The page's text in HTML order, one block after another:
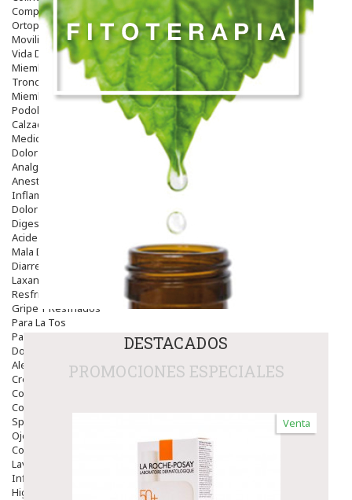
Complementos Alimentarios.
Ortopedia - Accesorios
Movilidad
Vida Diaria
Miembro Superior
Tronco
Miembro Inferior
Podología
Calzado
Medicamentos
Dolor E Inflamación
Analgésicos
Anestésicos
Inflamación Articulaciones
Dolor Muscular / Articular
Digestivo
Acidez, Gases Y Ardores
Mala Digestion
Diarrea / Estreñimiento / Vómitos
Laxantes
Resfriados
Gripe Y Resfriados
Para La Tos
Para Descongestionar La Nariz
Dolor De Garganta
Alergias Y Picaduras
Cremas
Comprimidos
Colirios
Sprays
Ojos Y Oidos
Congestión
Lavado Ojos
Inflamación Del Oido (otitis)
Higiene Oido
DESTACADOS
PROMOCIONES ESPECIALES
Venta